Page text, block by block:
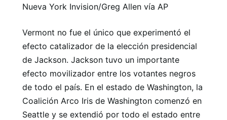
Nueva York Invision/Greg Allen vía AP
Vermont no fue el único que experimentó el
efecto catalizador de la elección presidencial
de Jackson. Jackson tuvo un importante
efecto movilizador entre los votantes negros
de todo el país. En el estado de Washington, la
Coalición Arco Iris de Washington comenzó en
Seattle y se extendió por todo el estado entre